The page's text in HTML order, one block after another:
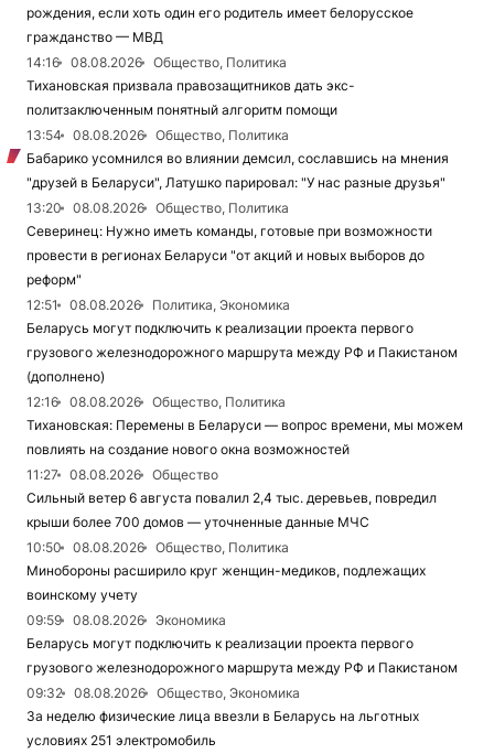
рождения, если хоть один его родитель имеет белорусское
гражданство — МВД
14:16
08.08.2026
Общество, Политика
Тихановская призвала правозащитников дать экс-
политзаключенным понятный алгоритм помощи
13:54
08.08.2026
Общество, Политика
Бабарико усомнился во влиянии демсил, сославшись на мнения
"друзей в Беларуси", Латушко парировал: "У нас разные друзья"
13:20
08.08.2026
Общество, Политика
Северинец: Нужно иметь команды, готовые при возможности
провести в регионах Беларуси "от акций и новых выборов до
реформ"
12:51
08.08.2026
Политика, Экономика
Беларусь могут подключить к реализации проекта первого
грузового железнодорожного маршрута между РФ и Пакистаном
(дополнено)
12:16
08.08.2026
Общество, Политика
Тихановская: Перемены в Беларуси — вопрос времени, мы можем
повлиять на создание нового окна возможностей
11:27
08.08.2026
Общество
Сильный ветер 6 августа повалил 2,4 тыс. деревьев, повредил
крыши более 700 домов — уточненные данные МЧС
10:50
08.08.2026
Общество, Политика
Минобороны расширило круг женщин-медиков, подлежащих
воинскому учету
09:59
08.08.2026
Экономика
Беларусь могут подключить к реализации проекта первого
грузового железнодорожного маршрута между РФ и Пакистаном
09:32
08.08.2026
Общество, Экономика
За неделю физические лица ввезли в Беларусь на льготных
условиях 251 электромобиль